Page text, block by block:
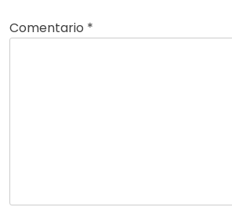
Comentario *